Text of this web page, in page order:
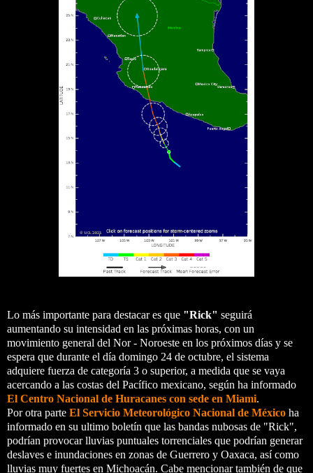
Lo más importante para destacar es que "Rick" seguirá
aumentando su intensidad en las próximas horas, con un
movimiento general del Nor - Noroeste en los próximos días y se
espera que durante el día domingo 24 de octubre, el sistema
adquiere fuerza de categoría 3 o superior, a medida que se vaya
acercando a las costas del Pacífico mexicano, según ha informado
El Centro Nacional de Huracanes con sede en Miami.
Por otra parte El Servicio Meteorológico Nacional de México ha
informado en su ultimo boletín que las bandas nubosas de "Rick",
podrían provocar lluvias puntuales torrenciales que podrían generar
deslaves e inundaciones en zonas de Guerrero y Oaxaca, así como
lluvias muy fuertes en Michoacán. Cabe mencionar también de que